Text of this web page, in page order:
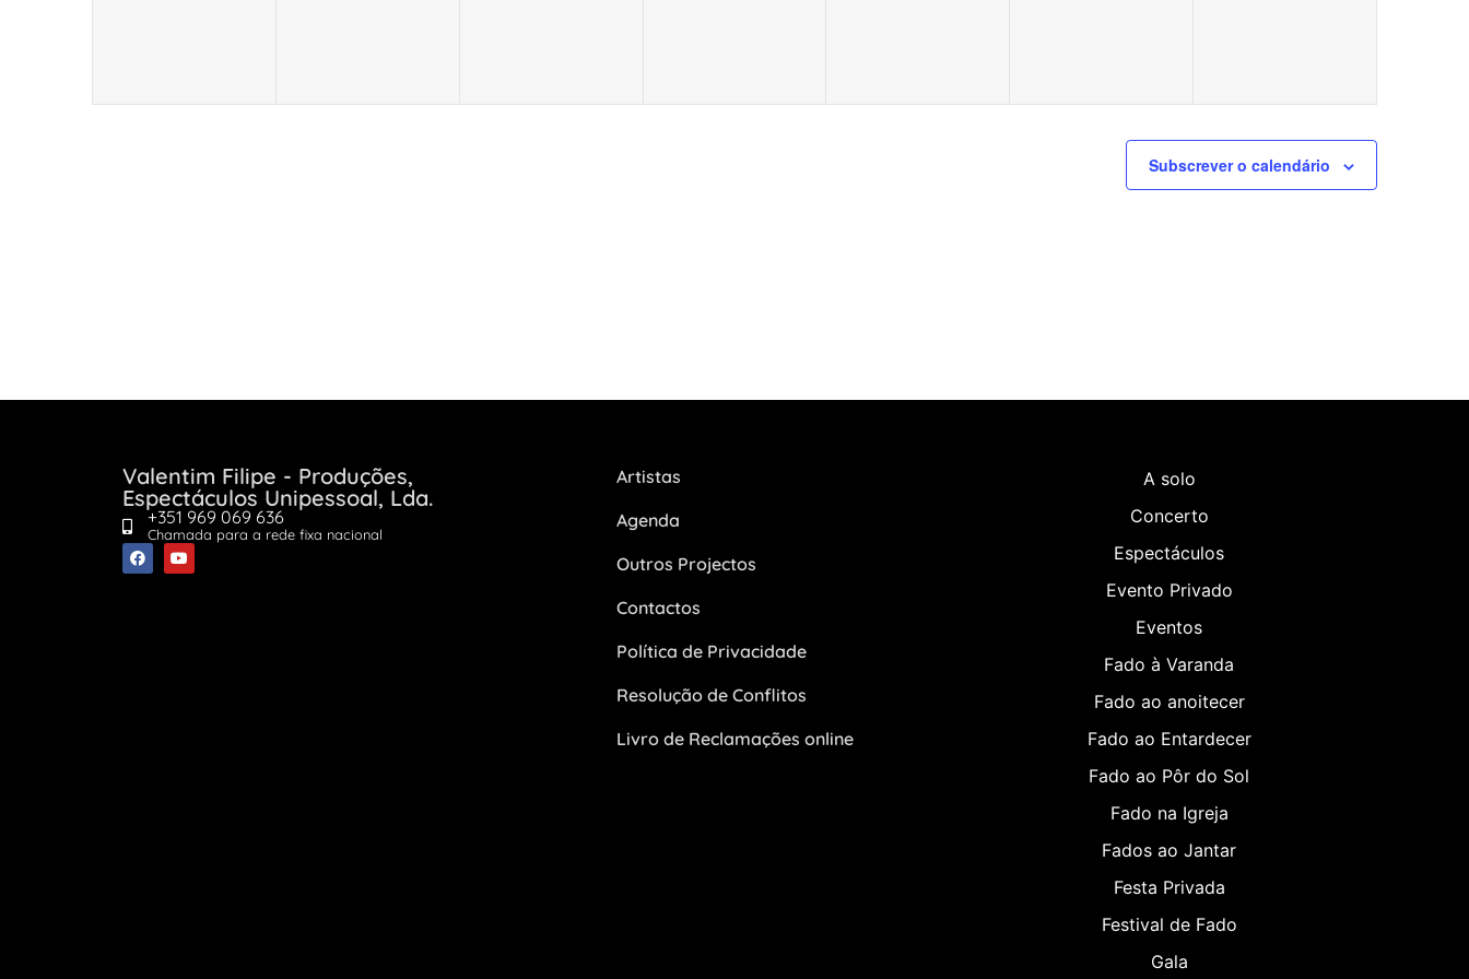
Subscrever o calendário
Valentim Filipe - Produções,
Espectáculos Unipessoal, Lda.
+351 969 069 636
Chamada para a rede fixa nacional
Artistas
Agenda
Outros Projectos
Contactos
Política de Privacidade
Resolução de Conflitos
Livro de Reclamações online
A solo
Concerto
Espectáculos
Evento Privado
Eventos
Fado à Varanda
Fado ao anoitecer
Fado ao Entardecer
Fado ao Pôr do Sol
Fado na Igreja
Fados ao Jantar
Festa Privada
Festival de Fado
Gala